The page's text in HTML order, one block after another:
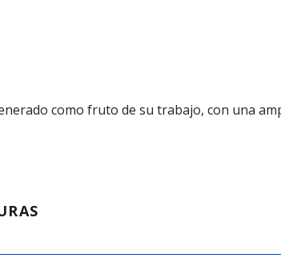
como fruto de su trabajo, con una